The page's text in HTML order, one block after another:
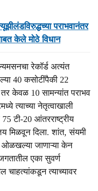
पराभवानंतर
केले मोठे विधान
रेकॉर्ड अत्यंत
40 कसोटींपैकी 22
केवळ 10 सामन्यांत पराभव
त्याच्या नेतृत्वाखाली
टी-20 आंतरराष्ट्रीय
मिळवून दिला. शांत, संयमी
ओळखल्या जाणाऱ्या केन
एका सुवर्ण
चाहत्यांकडून त्याच्यावर